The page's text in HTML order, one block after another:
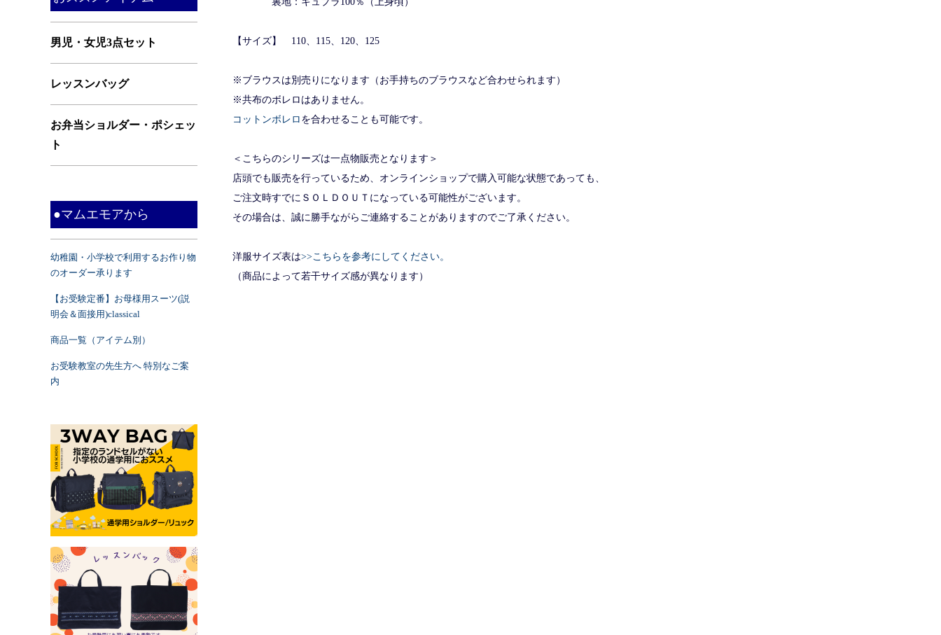
【サイズ】 110、115、120、125
※ブラウスは別売りになります（お手持ちのブラウスなど合わせられます）
※共布のボレロはありません。
コットンボレロ を合わせることも可能です。
＜こちらのシリーズは一点物販売となります＞
店頭でも販売を行っているため、オンラインショップで購入可能な状態であっても、
ご注文時すでにＳＯＬＤＯＵＴになっている可能性がございます。
その場合は、誠に勝手ながらご連絡することがありますのでご了承ください。
洋服サイズ表は>>こちらを参考にしてください。
（商品によって若干サイズ感が異なります）
男児・女児3点セット
レッスンバッグ
お弁当ショルダー・ポシェッ
ト
●マムエモアから
幼稚園・小学校で利用するお作り物
のオーダー承ります
【お受験定番】お母様用スーツ(説
明会＆面接用)classical
商品一覧（アイテム別）
お受験教室の先生方へ 特別なご案
内